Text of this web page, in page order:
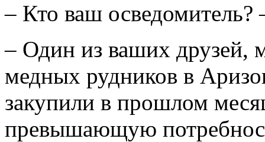
– Кто ваш осведомитель?
– Один из ваших друзей,
медных рудников в
закупили в прошлом
превышающую